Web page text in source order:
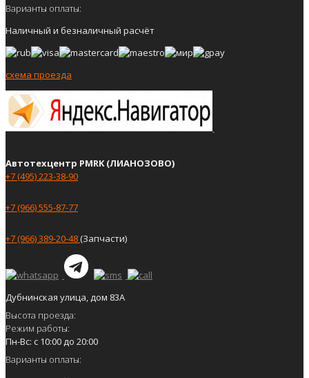
Варианты оплаты:
Наличный и безналичный расчёт
схема проезда
Автотехцентр PMRK (ЛИАНОЗОВО)
+7 (495) 223-38-90
+7 (966) 555-87-77
+7 (966) 389-20-48(Запчасти)
Дубнинская улица, дом 83А
Высота проезда:
Режим работы:
Пн-Вс: с 10:00 до 20:00
Варианты оплаты: